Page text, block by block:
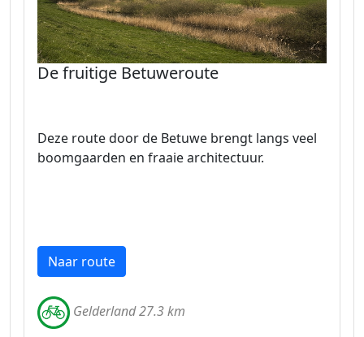
De fruitige Betuweroute
Deze route door de Betuwe brengt langs veel
boomgaarden en fraaie architectuur.
Naar route
Gelderland 27.3 km